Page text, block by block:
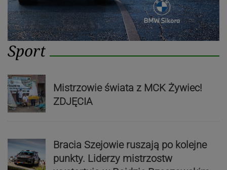
Sport
Mistrzowie świata z MCK Żywiec!
ZDJĘCIA
Bracia Szejowie ruszają po kolejne
punkty. Liderzy mistrzostw